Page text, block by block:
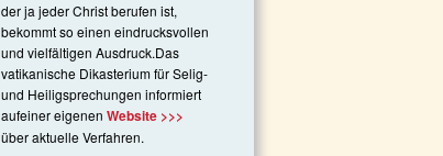
der ja jeder Christ berufen ist,
bekommt so einen eindrucksvollen
und vielfältigen Ausdruck.Das
vatikanische Dikasterium für Selig-
und Heiligsprechungen informiert
aufeiner eigenen Website >>>
über aktuelle Verfahren.